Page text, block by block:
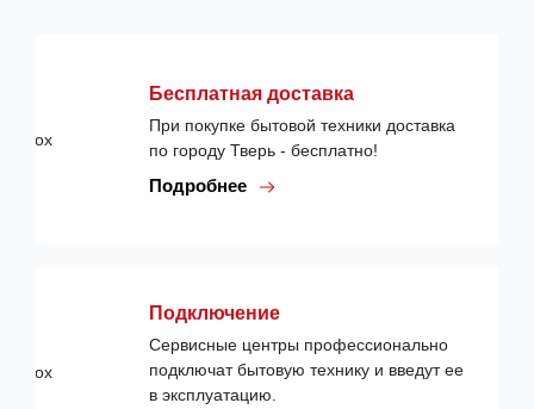
Бесплатная доставка
При покупке бытовой техники доставка
по городу Тверь - бесплатно!
Подробнее
Подключение
Сервисные центры профессионально
подключат бытовую технику и введут ее
в эксплуатацию.